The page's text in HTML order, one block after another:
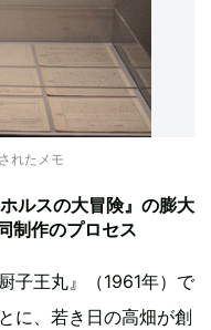
れたメモ
ルスの大冒険』の膨大
制作のプロセス
子王丸』（1961年）で
に、若き日の高畑が創